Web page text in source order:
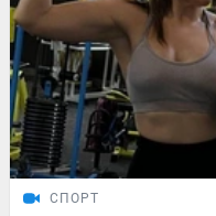
СПОРТ